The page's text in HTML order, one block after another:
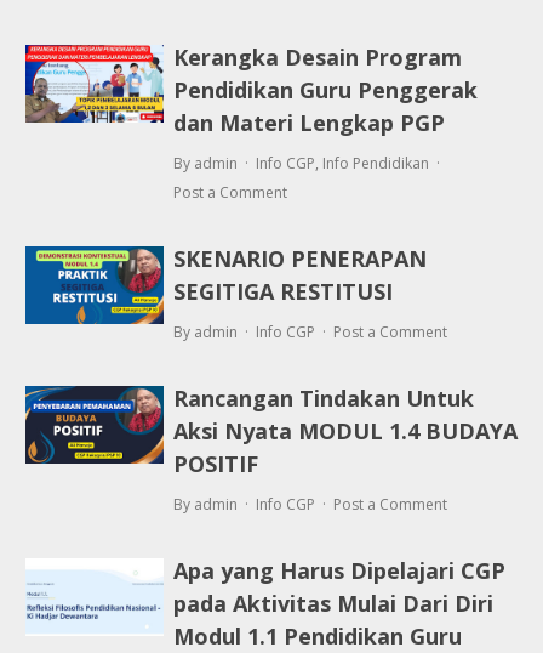
Kerangka Desain Program
Pendidikan Guru Penggerak
dan Materi Lengkap PGP
By admin Info CGP, Info Pendidikan
Post a Comment
SKENARIO PENERAPAN
SEGITIGA RESTITUSI
By admin Info CGP Post a Comment
Rancangan Tindakan Untuk
Aksi Nyata MODUL 1.4 BUDAYA
POSITIF
By admin Info CGP Post a Comment
Apa yang Harus Dipelajari CGP
pada Aktivitas Mulai Dari Diri
Modul 1.1 Pendidikan Guru